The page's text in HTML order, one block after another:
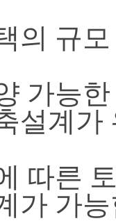
의 규
가능
설계가
따른
가 가